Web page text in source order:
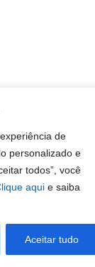
de
personalizado e
todos”, você
aqui e saiba
Aceitar tudo